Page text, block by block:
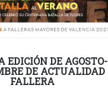
EDICIÓN DE AGOSTO-
DE ACTUALIDAD
FALLERA